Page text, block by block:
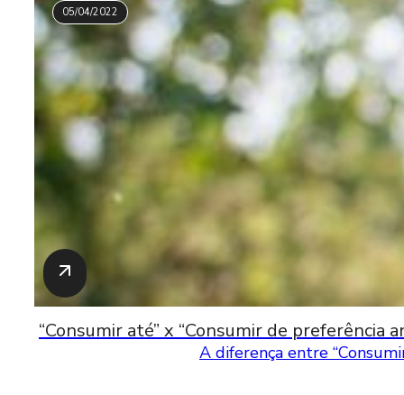
05/04/2022
“Consumir até” x “Consumir de preferência
A diferença entre